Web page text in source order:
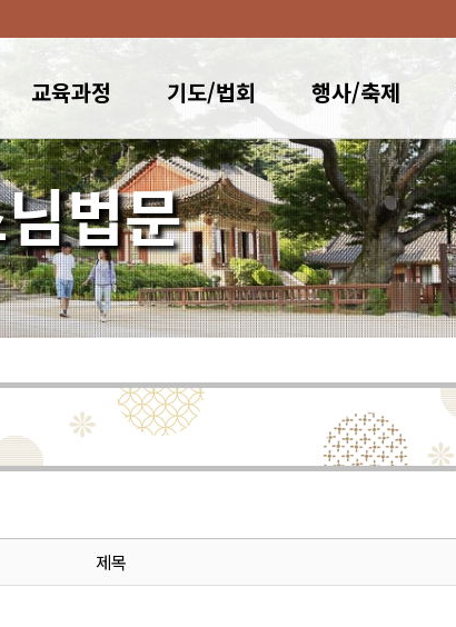
교육과정 기도/법회 행사/축제
법문
제목